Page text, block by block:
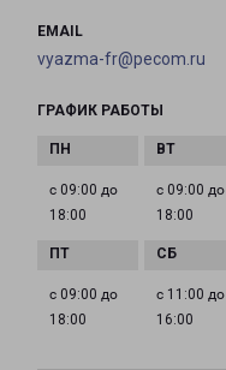
EMAIL
vyazma-fr@pecom.ru
ГРАФИК РАБОТЫ
с 09:00 до
18:00
с 09:00 до
18:00
с 09:00 до
18:00
с 11:00 до
16:00